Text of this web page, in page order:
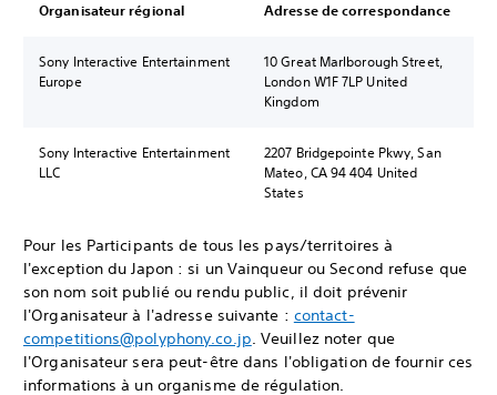
Organisateur régional Adresse de correspondance
Sony Interactive Entertainment
Europe
10 Great Marlborough Street,
London W1F 7LP United
Kingdom
Sony Interactive Entertainment
LLC
2207 Bridgepointe Pkwy, San
Mateo, CA 94 404 United
States
Pour les Participants de tous les pays/territoires à
l'exception du Japon : si un Vainqueur ou Second refuse que
son nom soit publié ou rendu public, il doit prévenir
l'Organisateur à l'adresse suivante : contact-
competitions@polyphony.co.jp. Veuillez noter que
l'Organisateur sera peut-être dans l'obligation de fournir ces
informations à un organisme de régulation.